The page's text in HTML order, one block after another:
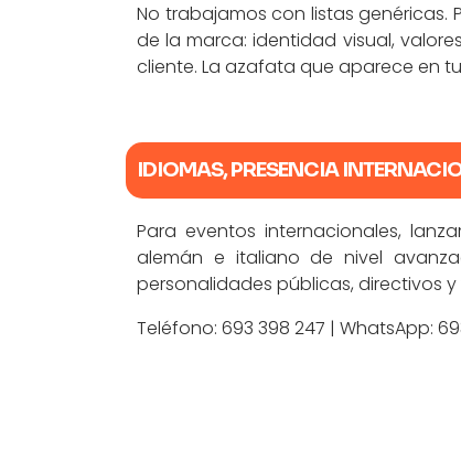
No trabajamos con listas
de la marca: identidad visual,
cliente. La azafata que aparece en
IDIOMAS, PRESENCIA
Para eventos internacionales,
alemán e italiano de nivel
personalidades públicas, directivos
Teléfono: 693 398 247 | WhatsApp: